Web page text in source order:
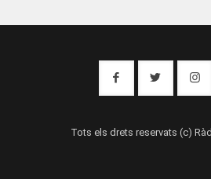
Tots els drets reservats (c)